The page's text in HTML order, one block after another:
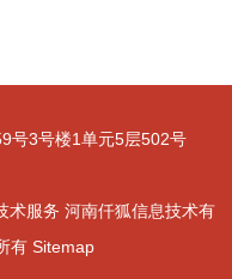
号3号楼1单元5层502号
术服务 河南仟狐信息技术有
有 Sitemap